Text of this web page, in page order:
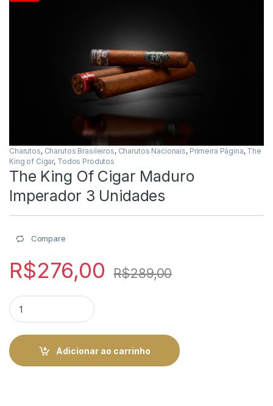
Charutos, Charutos Brasileiros, Charutos Nacionais, Primeira Página, The
King of Cigar, Todos Produtos
The King Of Cigar Maduro
Imperador 3 Unidades
Compare
R$276,00 R$289,00
The King Of Cigar Maduro Imperador 3 Unidades quantity
Adicionar ao carrinho